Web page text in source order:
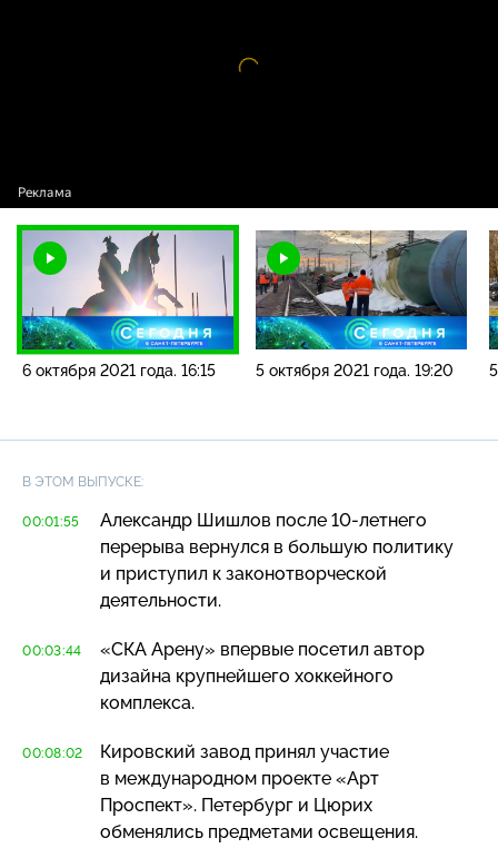
6 октября 2021 года. 16:15 5 октября 2021 года. 19:20
В ЭТОМ ВЫПУСКЕ:
00:01:55 Александр Шишлов после 10-летнего
перерыва вернулся в большую политику
и приступил к законотворческой
деятельности.
00:03:44
«СКА Арену» впервые посетил автор
дизайна крупнейшего хоккейного
комплекса.
00:08:02
Кировский завод принял участие
в международном проекте «Арт
Проспект». Петербург и Цюрих
обменялись предметами освещения.